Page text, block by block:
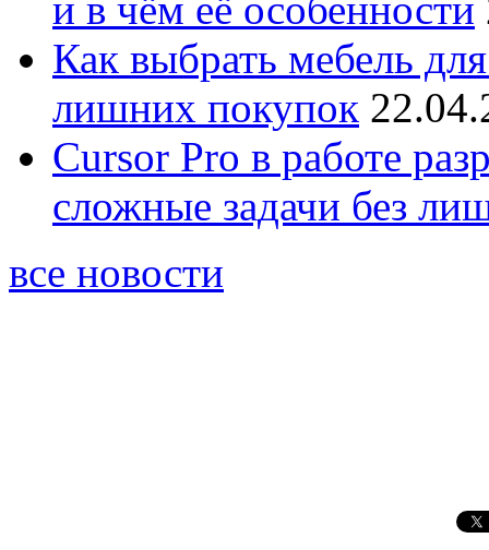
Как выбрать мебель
лишних покупок
Cursor Pro в работе
сложные задачи без
все новости